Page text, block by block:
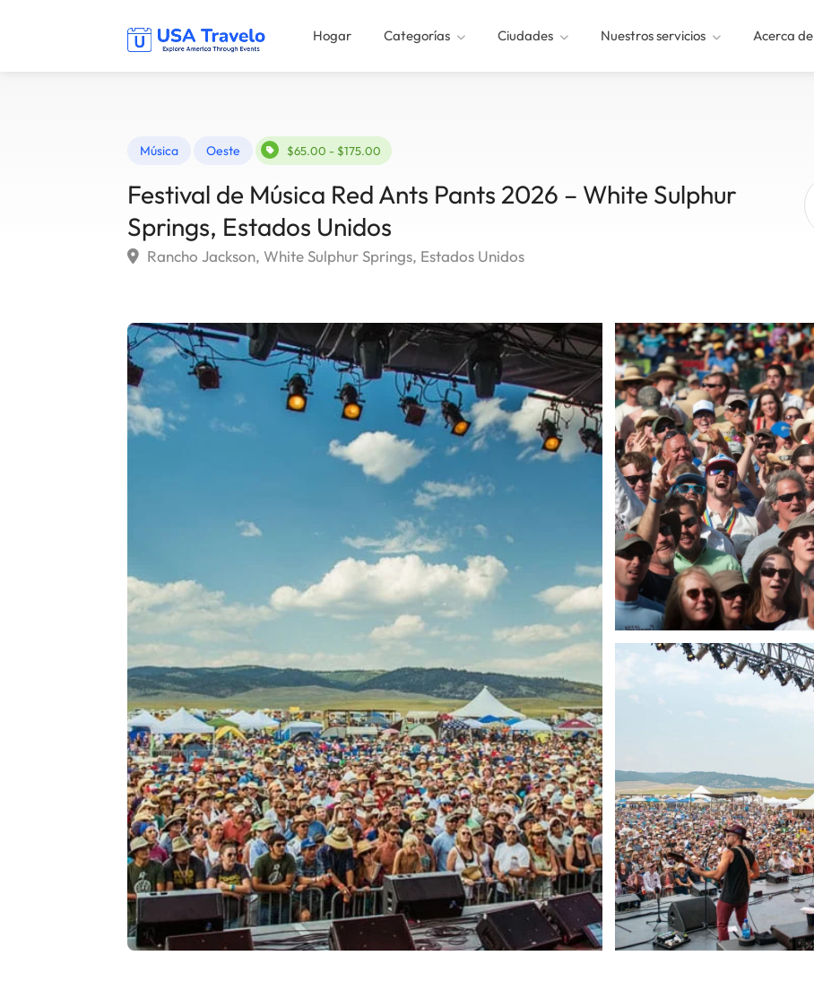
Hogar Categorías Ciudades Nuestros servicios Acerca de
Música Oeste $65.00 - $175.00
Festival de Música Red Ants Pants 2026 – White Sulphur
Springs, Estados Unidos
Rancho Jackson, White Sulphur Springs, Estados Unidos